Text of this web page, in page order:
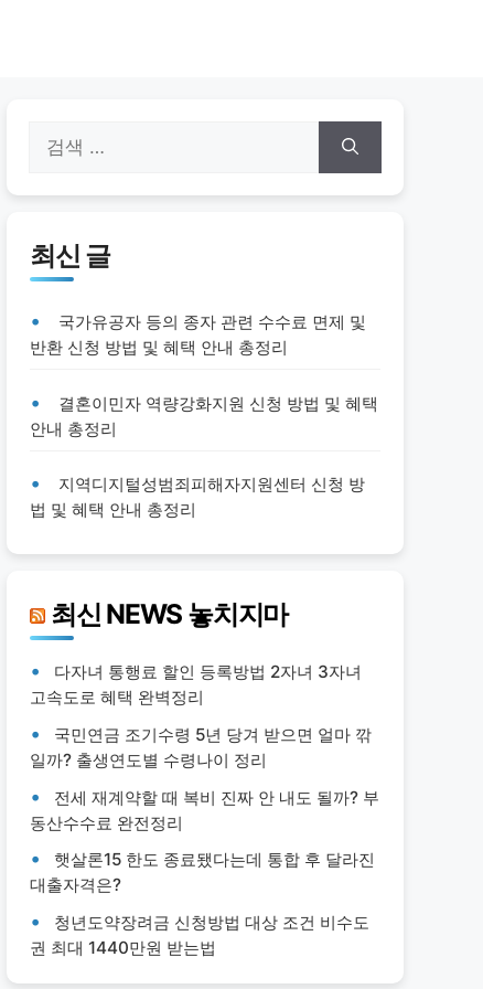
색:
최신 글
국가유공자 등의 종자 관련 수수료 면제 및
반환 신청 방법 및 혜택 안내 총정리
결혼이민자 역량강화지원 신청 방법 및 혜택
안내 총정리
지역디지털성범죄피해자지원센터 신청 방
법 및 혜택 안내 총정리
최신 NEWS 놓치지마
다자녀 통행료 할인 등록방법 2자녀 3자녀
고속도로 혜택 완벽정리
국민연금 조기수령 5년 당겨 받으면 얼마 깎
일까? 출생연도별 수령나이 정리
전세 재계약할 때 복비 진짜 안 내도 될까? 부
동산수수료 완전정리
햇살론15 한도 종료됐다는데 통합 후 달라진
대출자격은?
청년도약장려금 신청방법 대상 조건 비수도
권 최대 1440만원 받는법